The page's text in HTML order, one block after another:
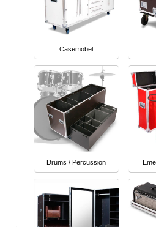
Casemöbel
Drums / Percussion